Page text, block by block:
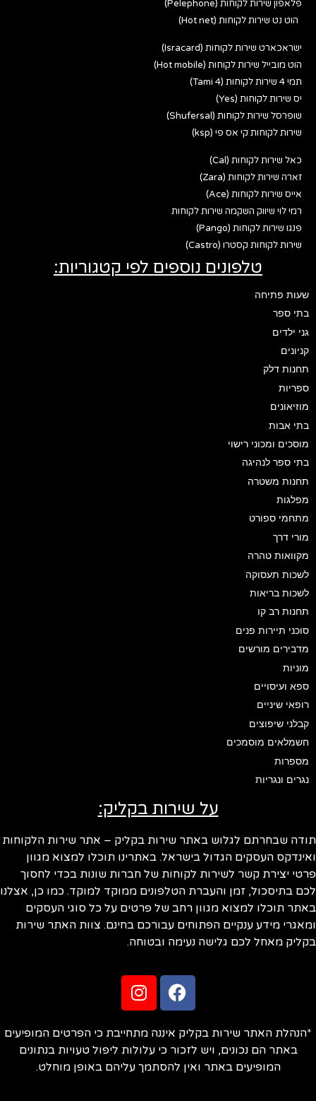
פלאפון שירות לקוחות (Pelephone)
הוט נט שירות לקוחות (Hot net)
ישראכארט שירות לקוחות (Isracard)
הוט מובייל שירות לקוחות (Hot mobile)
תמי 4 שירות לקוחות (Tami 4)
יס שירות לקוחות (Yes)
שופרסל שירות לקוחות (Shufersal)
שירות לקוחות קי אס פי (ksp)
כאל שירות לקוחות (Cal)
זארה שירות לקוחות (Zara)
אייס שירות לקוחות (Ace)
רמי לוי שיווק השקמה שירות לקוחות
פנגו שירות לקוחות (Pango)
שירות לקוחות קסטרו (Castro)
טלפונים נוספים לפי קטגוריות:
שעות פתיחה
בתי ספר
גני ילדים
קניונים
תחנות דלק
ספריות
מוזיאונים
בתי אבות
מוסכים ומכוני רישוי
בתי ספר לנהיגה
תחנות משטרה
מפלגות
מתחמי ספורט
מורי דרך
מקוואות טהרה
לשכות תעסוקה
לשכות בריאות
תחנות רב קו
סוכני תיירות פנים
מדבירים מורשים
מוניות
ספא ועיסויים
רופאי שיניים
קבלני שיפוצים
חשמלאים מוסמכים
מספרות
נגרים ונגריות
על שירות בקליק:
שבחרתם לגלוש באתר שירות בקליק – אתר שירות הלקוחות
העסקים הגדול בישראל. באתרינו תוכלו למצוא מגוון
יצירת קשר לשירות לקוחות של חברות שונות בכדי לחסוך
בתיסכול, זמן והעברת הטלפונים ממוקד למוקד. כמו כן, אצלנו
תוכלו למצוא מגוון רחב של פרטים על כל סוגי העסקים
מידע ענקיים הפתוחים עבורכם בחינם. צוות האתר שירות
מאחל לכם גלישה נעימה ובטוחה.
האתר שירות בקליק איננה מתחייבת כי הפרטים המופיעים
באתר הם נכונים, ויש לזכור כי עלולות ליפול טעויות בנתונים
המופיעים באתר ואין להסתמך עליהם באופן מוחלט.